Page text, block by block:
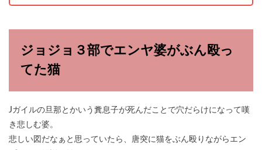
ジョジョ３部でエンヤ婆がぶん殴っ
てた猫
Jガイルの旦那とかいう糞息子が死んだことで穴だらけになって嘆
き悲しむ婆。
悲しい図だなぁと思っていたら、唐突に猫をぶん殴りながらエン